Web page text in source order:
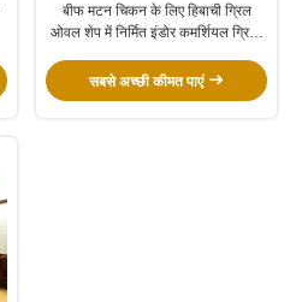
बीफ मटन चिकन के लिए हिबाची ग्रिल
ओवल शेप में निर्मित इंडोर कमर्शियल ग्रिल्ड
सबसे अच्छी कीमत पाएं